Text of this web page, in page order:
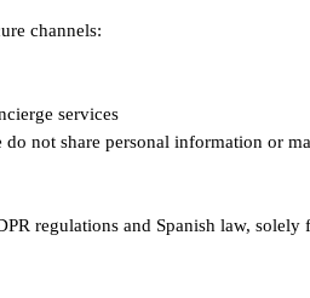
channels:
services
not share personal information or
regulations and Spanish law,